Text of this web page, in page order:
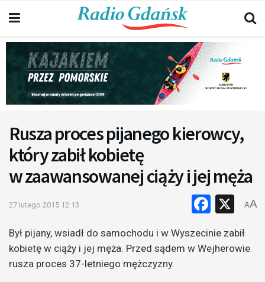
Rusza proces pijanego kierowcy,
który zabił kobietę
w zaawansowanej ciąży i jej męża
27 lutego 2015 12:13 X
AA
Był pijany, wsiadł do samochodu i w Wyszecinie zabił
kobietę w ciąży i jej męża. Przed sądem w Wejherowie
rusza proces 37-letniego mężczyzny.